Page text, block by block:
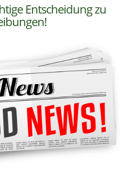
Entscheidung zu